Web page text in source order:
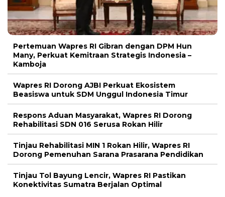
Pertemuan Wapres RI Gibran dengan DPM Hun
Many, Perkuat Kemitraan Strategis Indonesia –
Kamboja
Wapres RI Dorong AJBI Perkuat Ekosistem
Beasiswa untuk SDM Unggul Indonesia Timur
Respons Aduan Masyarakat, Wapres RI Dorong
Rehabilitasi SDN 016 Serusa Rokan Hilir
Tinjau Rehabilitasi MIN 1 Rokan Hilir, Wapres RI
Dorong Pemenuhan Sarana Prasarana Pendidikan
Tinjau Tol Bayung Lencir, Wapres RI Pastikan
Konektivitas Sumatra Berjalan Optimal